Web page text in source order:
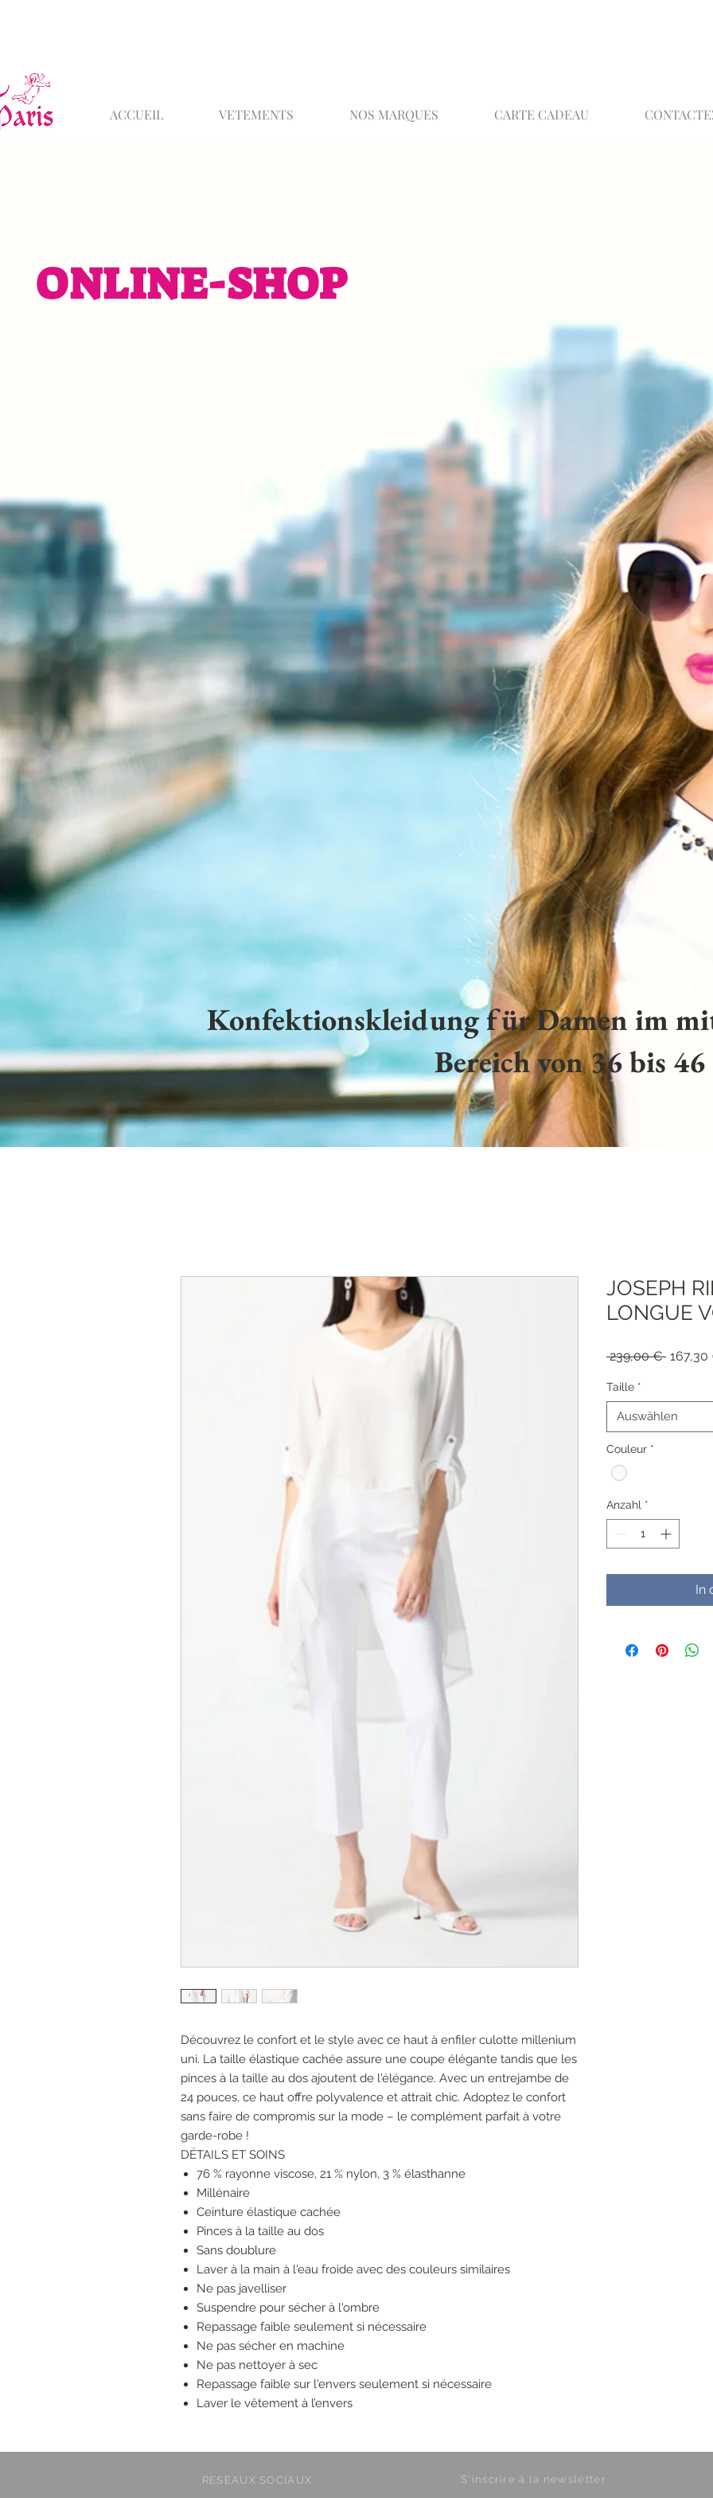
ACCUEIL VETEMENTS NOS MARQUES CARTE CADEAU
ONLINE-SHOP
Konfektionskleidung für Damen im
Bereich von 36 bis 46
Découvrez le confort et le style avec ce haut à enfiler culotte millenium
uni. La taille élastique cachée assure une coupe élégante tandis que les
pinces à la taille au dos ajoutent de l'élégance. Avec un entrejambe de
24 pouces, ce haut offre polyvalence et attrait chic. Adoptez le confort
sans faire de compromis sur la mode – le complément parfait à votre
garde-robe !
DÉTAILS ET SOINS
76 % rayonne viscose, 21 % nylon, 3 % élasthanne
Millénaire
Ceinture élastique cachée
Pinces à la taille au dos
Sans doublure
Laver à la main à l'eau froide avec des couleurs similaires
Ne pas javelliser
Suspendre pour sécher à l'ombre
Repassage faible seulement si nécessaire
Ne pas sécher en machine
Ne pas nettoyer à sec
Repassage faible sur l'envers seulement si nécessaire
Laver le vêtement à l’envers
JOSEPH
LONGUE
239,00 € 167,30
Taille *
Auswählen
Couleur *
Anzahl *
In
RESEAUX SOCIAUX S'inscrire à la newsletter